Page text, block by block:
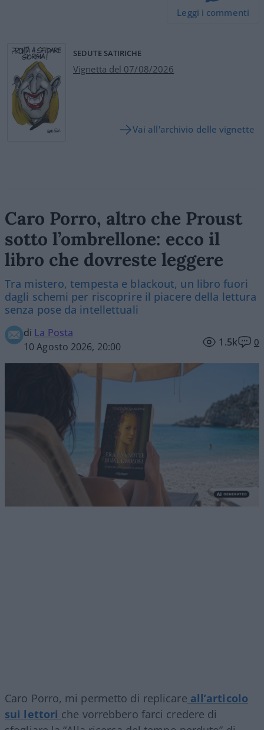
Leggi i commenti
SEDUTE SATIRICHE
Vignetta del 07/08/2026
Vai all'archivio delle vignette
Caro Porro, altro che Proust
sotto l’ombrellone: ecco il
libro che dovreste leggere
Tra mistero, tempesta e blackout, un libro fuori
dagli schemi per riscoprire il piacere della lettura
senza pose da intellettuali
di La Posta
10 Agosto 2026, 20:00
1.5k 0
Caro Porro, mi permetto di replicare all’articolo
sui lettori che vorrebbero farci credere di